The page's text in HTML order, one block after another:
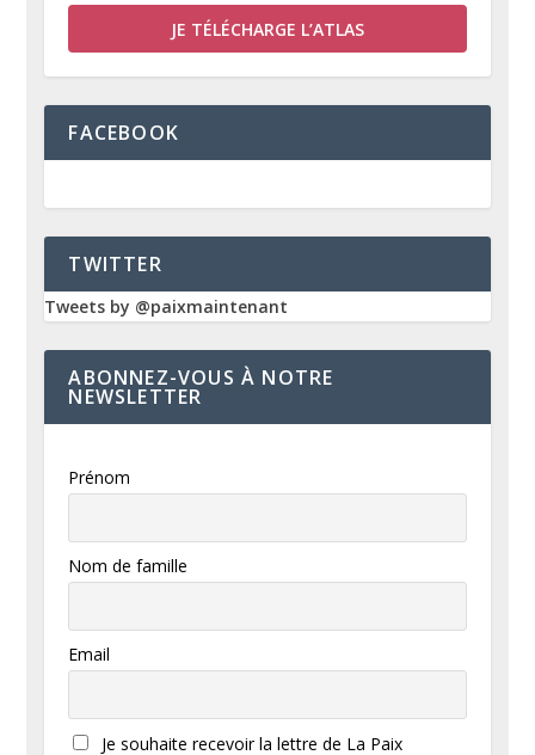
JE TÉLÉCHARGE L’ATLAS
FACEBOOK
TWITTER
Tweets by @paixmaintenant
ABONNEZ-VOUS À NOTRE
NEWSLETTER
Prénom
Nom de famille
Email
Je souhaite recevoir la lettre de La Paix